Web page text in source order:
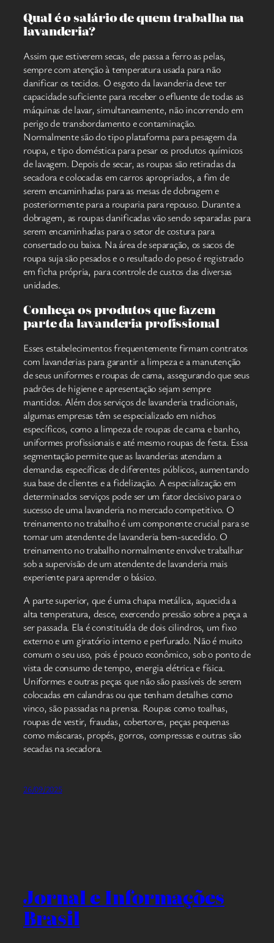
Qual é o salário de quem trabalha na
lavanderia?
Assim que estiverem secas, ele passa a ferro as pelas,
sempre com atenção à temperatura usada para não
danificar os tecidos. O esgoto da lavanderia deve ter
capacidade suficiente para receber o efluente de todas as
máquinas de lavar, simultaneamente, não incorrendo em
perigo de transbordamento e contaminação.
Normalmente são do tipo plataforma para pesagem da
roupa, e tipo doméstica para pesar os produtos químicos
de lavagem. Depois de secar, as roupas são retiradas da
secadora e colocadas em carros apropriados, a fim de
serem encaminhadas para as mesas de dobragem e
posteriormente para a rouparia para repouso. Durante a
dobragem, as roupas danificadas vão sendo separadas para
serem encaminhadas para o setor de costura para
consertado ou baixa. Na área de separação, os sacos de
roupa suja são pesados e o resultado do peso é registrado
em ficha própria, para controle de custos das diversas
unidades.
Conheça os produtos que fazem
parte da lavanderia profissional
Esses estabelecimentos frequentemente firmam contratos
com lavanderias para garantir a limpeza e a manutenção
de seus uniformes e roupas de cama, assegurando que seus
padrões de higiene e apresentação sejam sempre
mantidos. Além dos serviços de lavanderia tradicionais,
algumas empresas têm se especializado em nichos
específicos, como a limpeza de roupas de cama e banho,
uniformes profissionais e até mesmo roupas de festa. Essa
segmentação permite que as lavanderias atendam a
demandas específicas de diferentes públicos, aumentando
sua base de clientes e a fidelização. A especialização em
determinados serviços pode ser um fator decisivo para o
sucesso de uma lavanderia no mercado competitivo. O
treinamento no trabalho é um componente crucial para se
tornar um atendente de lavanderia bem-sucedido. O
treinamento no trabalho normalmente envolve trabalhar
sob a supervisão de um atendente de lavanderia mais
experiente para aprender o básico.
A parte superior, que é uma chapa metálica, aquecida a
alta temperatura, desce, exercendo pressão sobre a peça a
ser passada. Ela é constituída de dois cilindros, um fixo
externo e um giratório interno e perfurado. Não é muito
comum o seu uso, pois é pouco econômico, sob o ponto de
vista de consumo de tempo, energia elétrica e física.
Uniformes e outras peças que não são passíveis de serem
colocadas em calandras ou que tenham detalhes como
vinco, são passadas na prensa. Roupas como toalhas,
roupas de vestir, fraudas, cobertores, peças pequenas
como máscaras, propés, gorros, compressas e outras são
secadas na secadora.
26/09/2025
Jornal e Informações
Brasil